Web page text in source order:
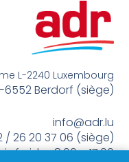
L-2240 Luxembourg
6552 Berdorf (siège)
info@adr.lu
/ 26 20 37 06 (siège)
freides 8:00 – 17:00